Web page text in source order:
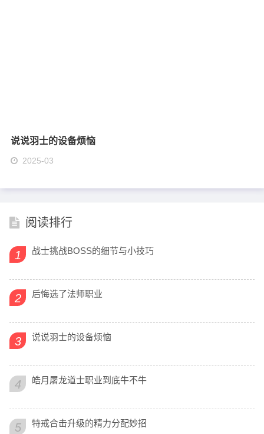
说说羽士的设备烦恼
2025-03
阅读排行
1 战士挑战BOSS的细节与小技巧
2 后悔选了法师职业
3 说说羽士的设备烦恼
4 皓月屠龙道士职业到底牛不牛
5 特戒合击升级的精力分配妙招